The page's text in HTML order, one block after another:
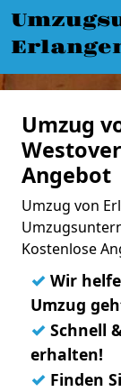
Umzug
Angebot
Umzug von
Kostenlose
✓ Wir
Umzug
✓ Schnell
erhalten!
✓ Finden